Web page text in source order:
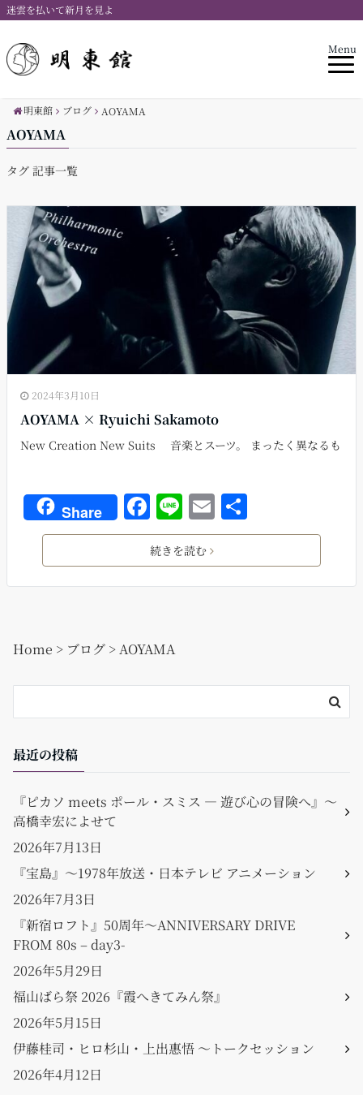
迷雲を払いて新月を見よ
Menu
明東館 ブログ AOYAMA
AOYAMA
タグ 記事一覧
2024年3月10日
AOYAMA × Ryuichi Sakamoto
New Creation New Suits 音楽とスーツ。 まったく異なるも
Share F
a
c
e
o
o
k
Li
n
e
E
m
ai
l
有
続きを読む
Home > ブログ >AOYAMA
最近の投稿
『ピカソ meets ポール・スミス ― 遊び心の冒険へ』〜
高橋幸宏によせて
2026年7月13日
『宝島』〜1978年放送・日本テレビ アニメーション
2026年7月3日
『新宿ロフト』50周年〜ANNIVERSARY DRIVE
FROM 80s – day3-
2026年5月29日
福山ばら祭 2026『霞へきてみん祭』
2026年5月15日
伊藤桂司・ヒロ杉山・上出惠悟 〜トークセッション
2026年4月12日